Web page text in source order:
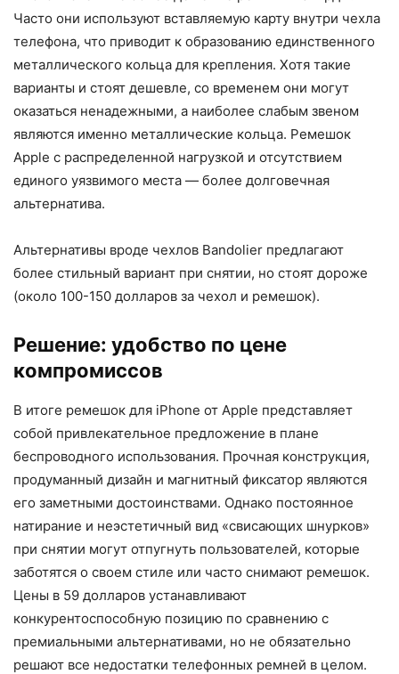
Часто они используют вставляемую карту внутри чехла
телефона, что приводит к образованию единственного
металлического кольца для крепления. Хотя такие
варианты и стоят дешевле, со временем они могут
оказаться ненадежными, а наиболее слабым звеном
являются именно металлические кольца. Ремешок
Apple с распределенной нагрузкой и отсутствием
единого уязвимого места — более долговечная
альтернатива.
Альтернативы вроде чехлов Bandolier предлагают
более стильный вариант при снятии, но стоят дороже
(около 100-150 долларов за чехол и ремешок).
Решение: удобство по цене
компромиссов
В итоге ремешок для iPhone от Apple представляет
собой привлекательное предложение в плане
беспроводного использования. Прочная конструкция,
продуманный дизайн и магнитный фиксатор являются
его заметными достоинствами. Однако постоянное
натирание и неэстетичный вид «свисающих шнурков»
при снятии могут отпугнуть пользователей, которые
заботятся о своем стиле или часто снимают ремешок.
Цены в 59 долларов устанавливают
конкурентоспособную позицию по сравнению с
премиальными альтернативами, но не обязательно
решают все недостатки телефонных ремней в целом.